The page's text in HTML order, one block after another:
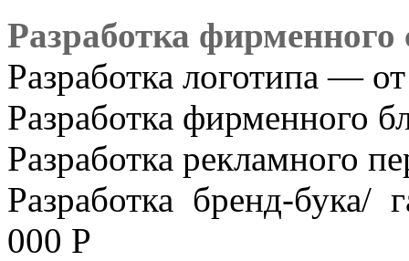
Разработка фирменного
Разработка логотипа —
Разработка фирменного
Разработка рекламного
Разработка бренд-
000 Р